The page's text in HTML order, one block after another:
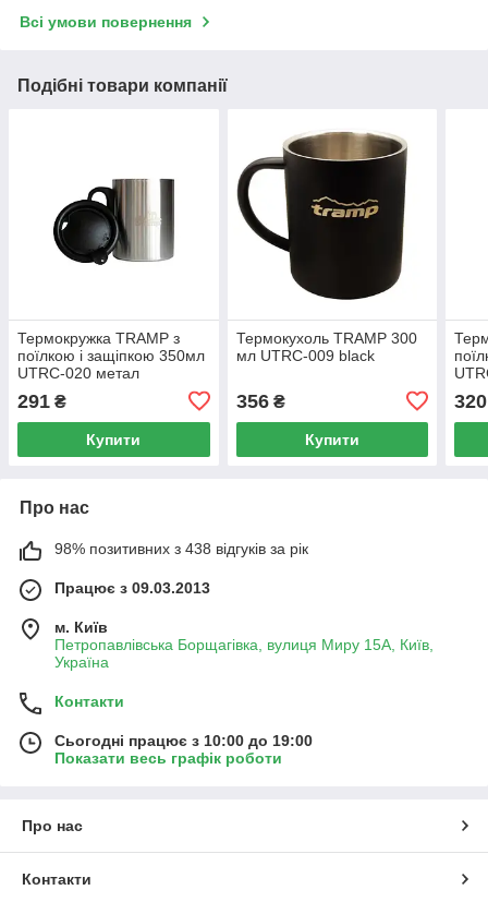
Всі умови повернення
Подібні товари компанії
Термокружка TRAMP з
поїлкою і защіпкою 350мл
UTRC-020 метал
291 ₴
Купити
Термокухоль TRAMP 300
мл UTRC-009 black
356₴
Купити
320
Про нас
98% позитивних з 438 відгуків за рік
Працює з 09.03.2013
м. Київ
Петропавлівська Борщагівка, вулиця Миру 15А, Київ,
Україна
Контакти
Сьогодні працює з 10:00 до 19:00
Показати весь графік роботи
Про нас
Контакти